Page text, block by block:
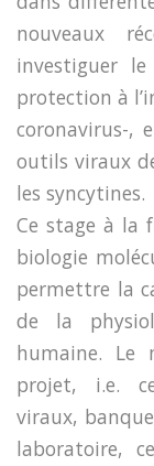
nouveaux
investiguer
protection à
coronavirus-,
outils viraux
les syncytines.
Ce stage à la
biologie
permettre la
de la
humaine. Le
projet, i.e.
viraux,
laboratoire,